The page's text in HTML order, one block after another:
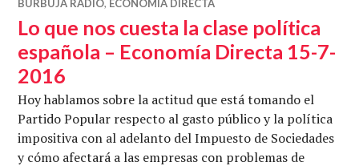
BURBUJA RADIO, ECONOMÍA DIRECTA
Lo que nos cuesta la clase política
española – Economía Directa 15-7-
2016
Hoy hablamos sobre la actitud que está tomando el
Partido Popular respecto al gasto público y la política
impositiva con al adelanto del Impuesto de Sociedades
y cómo afectará a las empresas con problemas de